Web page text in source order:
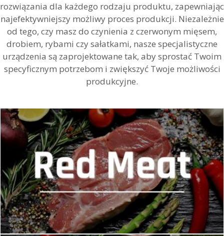
rozwiązania dla każdego rodzaju produktu, zapewniając
najefektywniejszy możliwy proces produkcji. Niezależnie
od tego, czy masz do czynienia z czerwonym mięsem,
drobiem, rybami czy sałatkami, nasze specjalistyczne
urządzenia są zaprojektowane tak, aby sprostać Twoim
specyficznym potrzebom i zwiększyć Twoje możliwości
produkcyjne.
MASZYNY DO CZERWONEGO MIĘSA